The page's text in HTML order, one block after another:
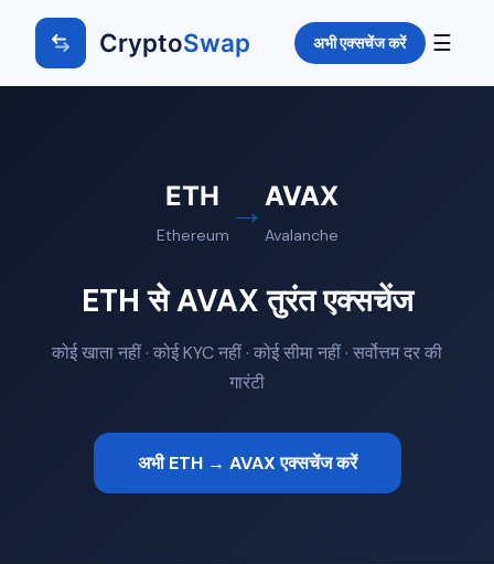
CryptoSwap अभी एक्सचेंज करें ☰
ETH
Ethereum
→ AVAX
Avalanche
ETH से AVAX तुरंत एक्सचेंज
कोई खाता नहीं · कोई KYC नहीं · कोई सीमा नहीं · सर्वोत्तम दर की
गारंटी
अभी ETH → AVAX एक्सचेंज करें